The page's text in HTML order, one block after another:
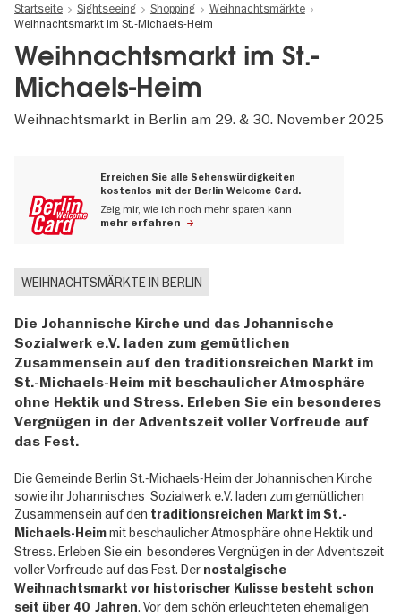
Startseite Sightseeing Shopping
Weihnachtsmärkte
Weihnachtsmarkt im St.-Michaels-Heim
Weihnachtsmarkt im St.-
Michaels-Heim
Weihnachtsmarkt in Berlin am 29. & 30. November 2025
Erreichen Sie alle Sehenswürdigkeiten
kostenlos mit der Berlin Welcome Card.
Zeig mir, wie ich noch mehr sparen kann
mehr erfahren
WEIHNACHTSMÄRKTE IN BERLIN
Die Johannische Kirche und das Johannische
Sozialwerk e.V. laden zum gemütlichen
Zusammensein auf den traditionsreichen Markt im
St.-Michaels-Heim mit beschaulicher Atmosphäre
ohne Hektik und Stress. Erleben Sie ein besonderes
Vergnügen in der Adventszeit voller Vorfreude auf
das Fest.
Die Gemeinde Berlin St.-Michaels-Heim der Johannischen Kirche
sowie ihr Johannisches Sozialwerk e.V. laden zum gemütlichen
Zusammensein auf den traditionsreichen Markt im St.-
Michaels-Heimmit beschaulicher Atmosphäre ohne Hektik und
Stress. Erleben Sie ein besonderes Vergnügen in der Adventszeit
voller Vorfreude auf das Fest. Der nostalgische
Weihnachtsmarkt vor historischer Kulisse besteht schon
seit über 40 Jahren. Vor dem schön erleuchteten ehemaligen